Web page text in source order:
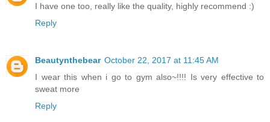
I have one too, really like the quality, highly recommend :)
Reply
Beautynthebear October 22, 2017 at 11:45 AM
I wear this when i go to gym also~!!!! Is very effective to
sweat more
Reply